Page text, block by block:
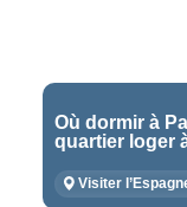
Où dormir à
quartier loger
Visiter